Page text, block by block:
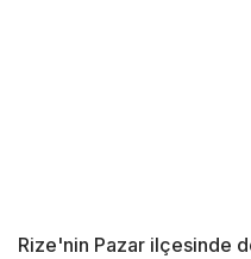
Rize'nin Pazar ilçesinde